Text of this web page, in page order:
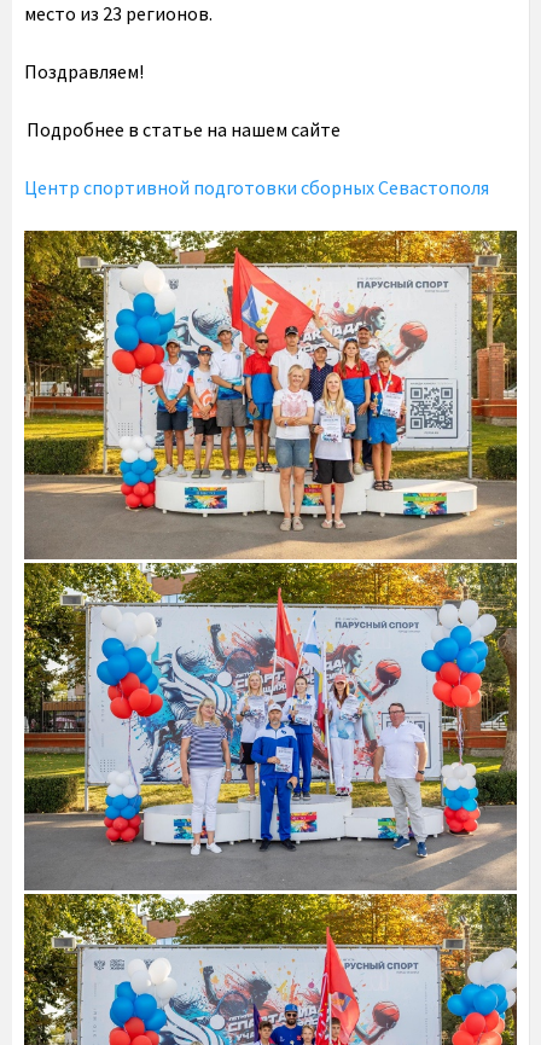
место из 23 регионов.
Поздравляем!
Подробнее в статье на нашем сайте
Центр спортивной подготовки сборных Севастополя